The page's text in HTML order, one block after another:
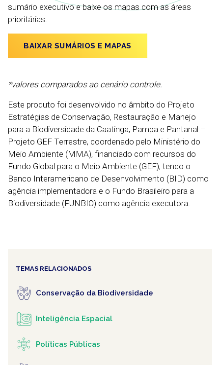
sumário executivo e baixe os mapas com as áreas
prioritárias.
BAIXAR SUMÁRIOS E MAPAS
*valores comparados ao cenário controle.
Este produto foi desenvolvido no âmbito do Projeto
Estratégias de Conservação, Restauração e Manejo
para a Biodiversidade da Caatinga, Pampa e Pantanal –
Projeto GEF Terrestre, coordenado pelo Ministério do
Meio Ambiente (MMA), financiado com recursos do
Fundo Global para o Meio Ambiente (GEF), tendo o
Banco Interamericano de Desenvolvimento (BID) como
agência implementadora e o Fundo Brasileiro para a
Biodiversidade (FUNBIO) como agência executora.
TEMAS RELACIONADOS
Conservação da Biodiversidade
Inteligência Espacial
Políticas Públicas